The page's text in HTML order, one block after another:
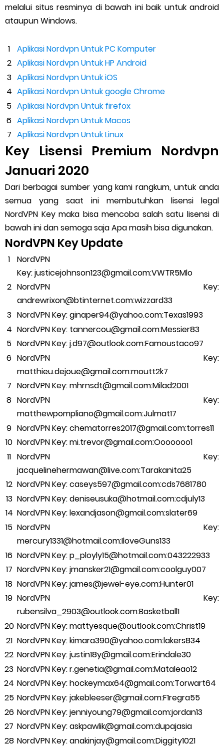
melalui situs resminya di bawah ini baik untuk android
ataupun Windows.
Aplikasi Nordvpn Untuk PC Komputer
Aplikasi Nordvpn Untuk HP Android
Aplikasi Nordvpn Untuk iOS
Aplikasi Nordvpn Untuk google Chrome
Aplikasi Nordvpn Untuk firefox
Aplikasi Nordvpn Untuk Macos
Aplikasi Nordvpn Untuk Linux
Key Lisensi Premium Nordvpn
Januari 2020
Dari berbagai sumber yang kami rangkum, untuk anda
semua yang saat ini membutuhkan lisensi legal
NordVPN Key maka bisa mencoba salah satu lisensi di
bawah ini dan semoga saja Apa masih bisa digunakan.
NordVPN Key Update
NordVPN
Key: justicejohnson123@gmail.com:VWTR5Mlo
NordVPN Key:
andrewrixon@btinternet.com:wizzard33
NordVPN Key: ginaper94@yahoo.com:Texas1993
NordVPN Key: tannercou@gmail.com:Messier83
NordVPN Key: j.d97@outlook.com:Famoustaco97
NordVPN Key:
matthieu.dejoue@gmail.com:moutt2k7
NordVPN Key: mhrnsdt@gmail.com:Milad2001
NordVPN Key:
matthewpompliano@gmail.com:Julmat17
NordVPN Key: chematorres2017@gmail.com:torres11
NordVPN Key: mi.trevor@gmail.com:Ooooooo1
NordVPN Key:
jacquelinehermawan@live.com:Tarakanita25
NordVPN Key: caseys597@gmail.com:cds7681780
NordVPN Key: deniseusuka@hotmail.com:cdjuly13
NordVPN Key: lexandjason@gmail.com:slater69
NordVPN Key:
mercury1331@hotmail.com:IloveGuns133
NordVPN Key: p_ployly15@hotmail.com:043222933
NordVPN Key: jmansker21@gmail.com:coolguy007
NordVPN Key: james@jewel-eye.com:Hunter01
NordVPN Key:
rubensilva_2903@outlook.com:Basketball1
NordVPN Key: mattyesque@outlook.com:Christ19
NordVPN Key: kimara390@yahoo.com:lakers834
NordVPN Key: justin18y@gmail.com:Erindale30
NordVPN Key: r.genetia@gmail.com:Mataleao12
NordVPN Key: hockeymax64@gmail.com:Torwart64
NordVPN Key: jakebleeser@gmail.com:F1regra55
NordVPN Key: jenniyoung79@gmail.com:jordan13
NordVPN Key: askpawlik@gmail.com:dupajasia
NordVPN Key: anakinjay@gmail.com:Diggity1021